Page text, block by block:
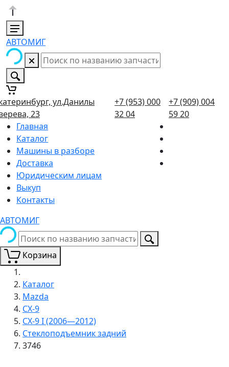
АВТОМИГ
ул.Данилы
23
+7 (953) 000
32 04
+7 (909) 004
59 20
Главная
Каталог
Машины в разборе
Доставка
Юридическим лицам
Выкуп
Контакты
АВТОМИГ
Корзина
Каталог
Mazda
CX-9
CX-9 I (2006—2012)
Стеклоподъемник задний
3746